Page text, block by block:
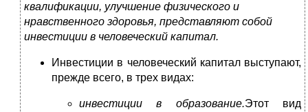
квалификации, улучшение физического и
нравственного здоровья, представляют собой
инвестиции в человеческий капитал.
Инвестиции в человеческий капитал выступают,
прежде всего, в трех видах:
инвестиции в образование.Этот вид